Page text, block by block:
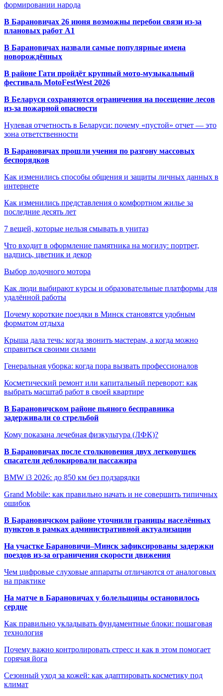
формировании народа
В Барановичах 26 июня возможны перебои связи из-за
плановых работ A1
В Барановичах назвали самые популярные имена
новорождённых
В районе Гати пройдёт крупный мото-музыкальный
фестиваль MotoFestWest 2026
В Беларуси сохраняются ограничения на посещение лесов
из-за пожарной опасности
Нулевая отчетность в Беларуси: почему «пустой» отчет — это
зона ответственности
В Барановичах прошли учения по разгону массовых
беспорядков
Как изменились способы общения и защиты личных данных в
интернете
Как изменились представления о комфортном жилье за
последние десять лет
7 вещей, которые нельзя смывать в унитаз
Что входит в оформление памятника на могилу: портрет,
надпись, цветник и декор
Выбор лодочного мотора
Как люди выбирают курсы и образовательные платформы для
удалённой работы
Почему короткие поездки в Минск становятся удобным
форматом отдыха
Крыша дала течь: когда звонить мастерам, а когда можно
справиться своими силами
Генеральная уборка: когда пора вызвать профессионалов
Косметический ремонт или капитальный переворот: как
выбрать масштаб работ в своей квартире
В Барановичском районе пьяного бесправника
задерживали со стрельбой
Кому показана лечебная физкультура (ЛФК)?
В Барановичах после столкновения двух легковушек
спасатели деблокировали пассажира
BMW i3 2026: до 850 км без подзарядки
Grand Mobile: как правильно начать и не совершить типичных
ошибок
В Барановичском районе уточнили границы населённых
пунктов в рамках административной актуализации
На участке Барановичи–Минск зафиксированы задержки
поездов из-за ограничения скорости движения
Чем цифровые слуховые аппараты отличаются от аналоговых
на практике
На матче в Барановичах у болельщицы остановилось
сердце
Как правильно укладывать фундаментные блоки: пошаговая
технология
Почему важно контролировать стресс и как в этом помогает
горячая йога
Сезонный уход за кожей: как адаптировать косметику под
климат